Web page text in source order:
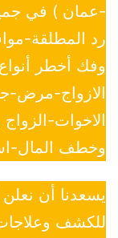
-عمان ) في
رد المطلقة-
وفك أخطر
الازواج-مرض-
الاخوات-
وخطف المال-
يسعدنا أن نعلن
للكشف